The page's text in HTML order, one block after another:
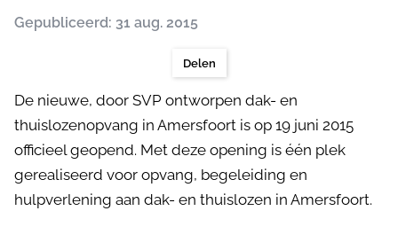
Gepubliceerd: 31 aug. 2015
Delen
De nieuwe, door SVP ontworpen dak- en
thuislozenopvang in Amersfoort is op 19 juni 2015
officieel geopend. Met deze opening is één plek
gerealiseerd voor opvang, begeleiding en
hulpverlening aan dak- en thuislozen in Amersfoort.